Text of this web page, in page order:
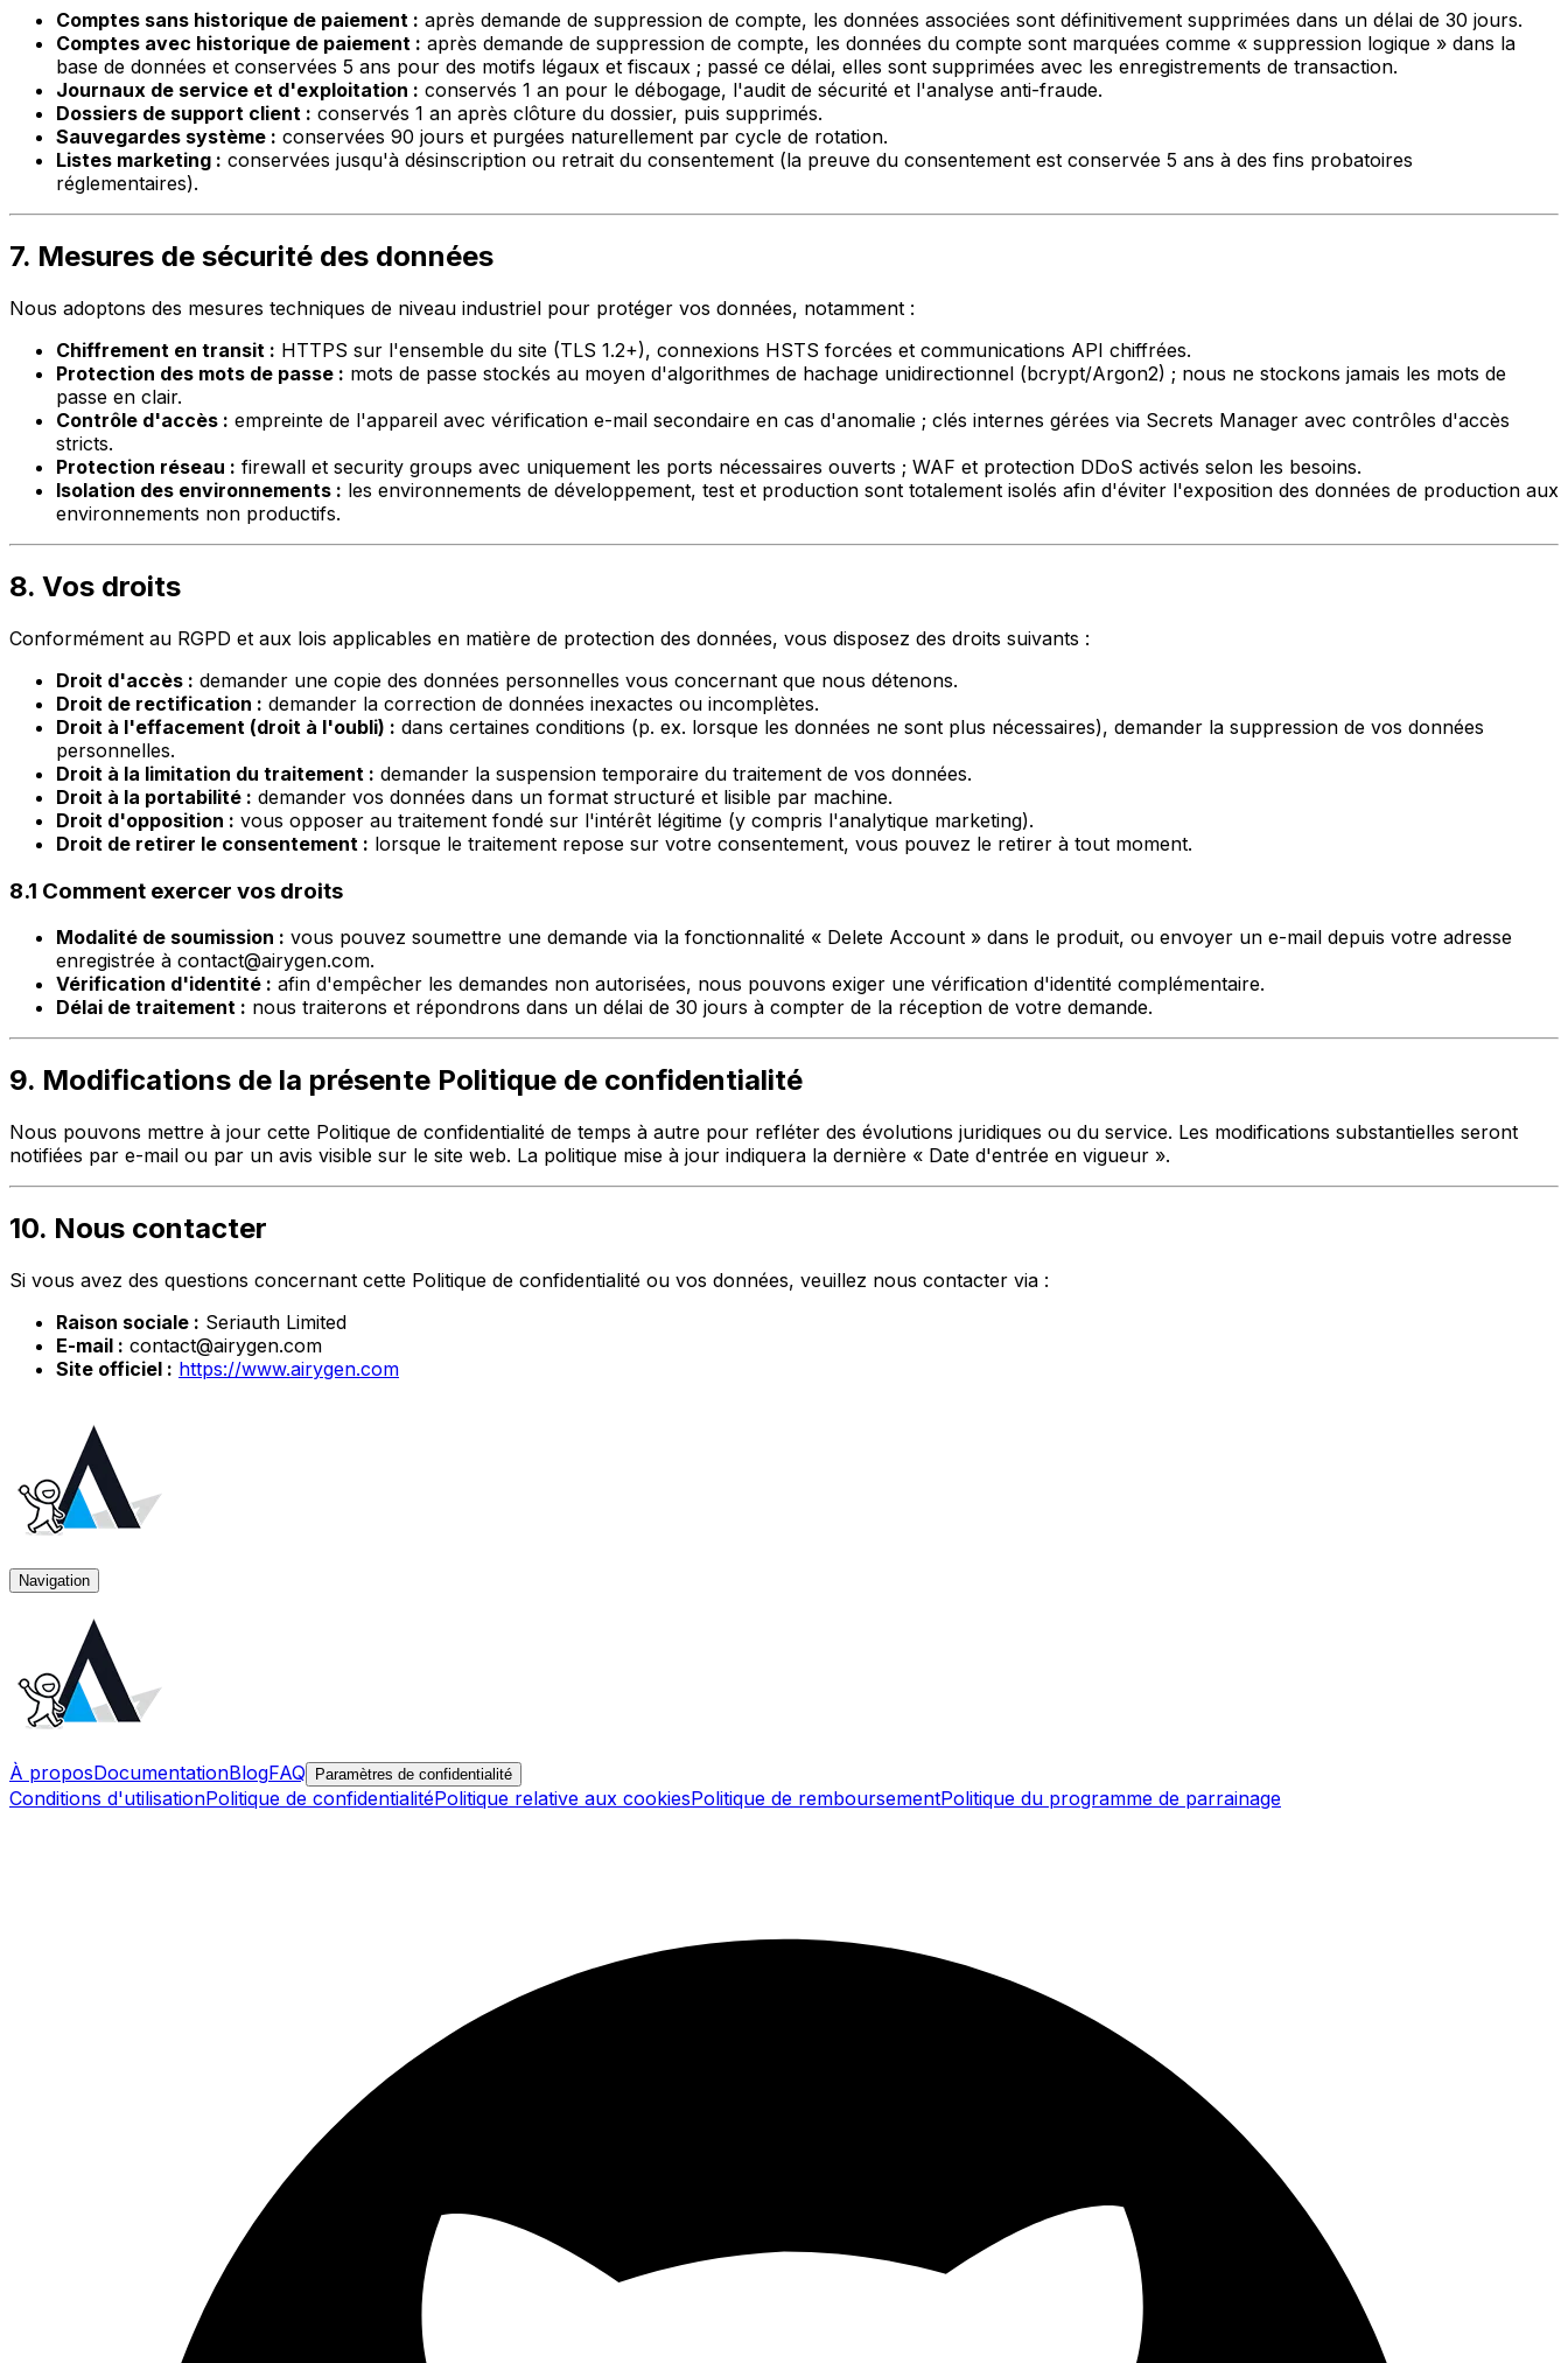
Comptes sans historique de paiement : après demande de suppression de compte, les données associées sont définitivement supprimées dans un délai de 30 jours.
Comptes avec historique de paiement : après demande de suppression de compte, les données du compte sont marquées comme « suppression logique » dans la
base de données et conservées 5 ans pour des motifs légaux et fiscaux ; passé ce délai, elles sont supprimées avec les enregistrements de transaction.
Journaux de service et d'exploitation : conservés 1 an pour le débogage, l'audit de sécurité et l'analyse anti-fraude.
Dossiers de support client : conservés 1 an après clôture du dossier, puis supprimés.
Sauvegardes système : conservées 90 jours et purgées naturellement par cycle de rotation.
Listes marketing : conservées jusqu'à désinscription ou retrait du consentement (la preuve du consentement est conservée 5 ans à des fins probatoires
réglementaires).
7. Mesures de sécurité des données
Nous adoptons des mesures techniques de niveau industriel pour protéger vos données, notamment :
Chiffrement en transit : HTTPS sur l'ensemble du site (TLS 1.2+), connexions HSTS forcées et communications API chiffrées.
Protection des mots de passe : mots de passe stockés au moyen d'algorithmes de hachage unidirectionnel (bcrypt/Argon2) ; nous ne stockons jamais les mots de
passe en clair.
Contrôle d'accès : empreinte de l'appareil avec vérification e-mail secondaire en cas d'anomalie ; clés internes gérées via Secrets Manager avec contrôles d'accès
stricts.
Protection réseau : firewall et security groups avec uniquement les ports nécessaires ouverts ; WAF et protection DDoS activés selon les besoins.
Isolation des environnements : les environnements de développement, test et production sont totalement isolés afin d'éviter l'exposition des données de production aux
environnements non productifs.
8. Vos droits
Conformément au RGPD et aux lois applicables en matière de protection des données, vous disposez des droits suivants :
Droit d'accès : demander une copie des données personnelles vous concernant que nous détenons.
Droit de rectification : demander la correction de données inexactes ou incomplètes.
Droit à l'effacement (droit à l'oubli) : dans certaines conditions (p. ex. lorsque les données ne sont plus nécessaires), demander la suppression de vos données
personnelles.
Droit à la limitation du traitement : demander la suspension temporaire du traitement de vos données.
Droit à la portabilité : demander vos données dans un format structuré et lisible par machine.
Droit d'opposition : vous opposer au traitement fondé sur l'intérêt légitime (y compris l'analytique marketing).
Droit de retirer le consentement : lorsque le traitement repose sur votre consentement, vous pouvez le retirer à tout moment.
8.1 Comment exercer vos droits
Modalité de soumission : vous pouvez soumettre une demande via la fonctionnalité « Delete Account » dans le produit, ou envoyer un e-mail depuis votre adresse
enregistrée à contact@airygen.com.
Vérification d'identité : afin d'empêcher les demandes non autorisées, nous pouvons exiger une vérification d'identité complémentaire.
Délai de traitement : nous traiterons et répondrons dans un délai de 30 jours à compter de la réception de votre demande.
9. Modifications de la présente Politique de confidentialité
Nous pouvons mettre à jour cette Politique de confidentialité de temps à autre pour refléter des évolutions juridiques ou du service. Les modifications substantielles seront
notifiées par e-mail ou par un avis visible sur le site web. La politique mise à jour indiquera la dernière « Date d'entrée en vigueur ».
10. Nous contacter
Si vous avez des questions concernant cette Politique de confidentialité ou vos données, veuillez nous contacter via :
Raison sociale : Seriauth Limited
E-mail : contact@airygen.com
Site officiel : https://www.airygen.com
Navigation
À proposDocumentationBlogFAQ Paramètres de confidentialité
Conditions d'utilisationPolitique de confidentialitéPolitique relative aux cookiesPolitique de remboursementPolitique du programme de parrainage